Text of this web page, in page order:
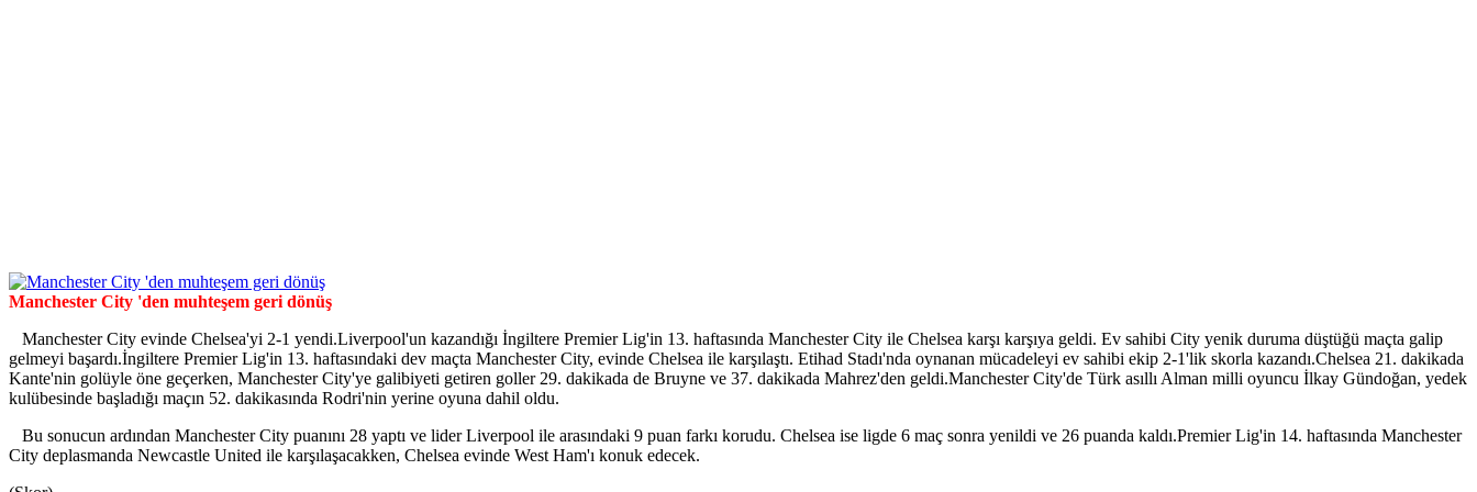
Manchester City 'den muhteşem geri dönüş
Manchester City evinde Chelsea'yi 2-1 yendi.Liverpool'un kazandığı İngiltere Premier Lig'in 13. haftasında Manchester City ile Chelsea karşı karşıya geldi. Ev sahibi City yenik duruma düştüğü maçta galip
gelmeyi başardı.İngiltere Premier Lig'in 13. haftasındaki dev maçta Manchester City, evinde Chelsea ile karşılaştı. Etihad Stadı'nda oynanan mücadeleyi ev sahibi ekip 2-1'lik skorla kazandı.Chelsea 21. dakikada
Kante'nin golüyle öne geçerken, Manchester City'ye galibiyeti getiren goller 29. dakikada de Bruyne ve 37. dakikada Mahrez'den geldi.Manchester City'de Türk asıllı Alman milli oyuncu İlkay Gündoğan, yedek
kulübesinde başladığı maçın 52. dakikasında Rodri'nin yerine oyuna dahil oldu.
Bu sonucun ardından Manchester City puanını 28 yaptı ve lider Liverpool ile arasındaki 9 puan farkı korudu. Chelsea ise ligde 6 maç sonra yenildi ve 26 puanda kaldı.Premier Lig'in 14. haftasında Manchester
City deplasmanda Newcastle United ile karşılaşacakken, Chelsea evinde West Ham'ı konuk edecek.